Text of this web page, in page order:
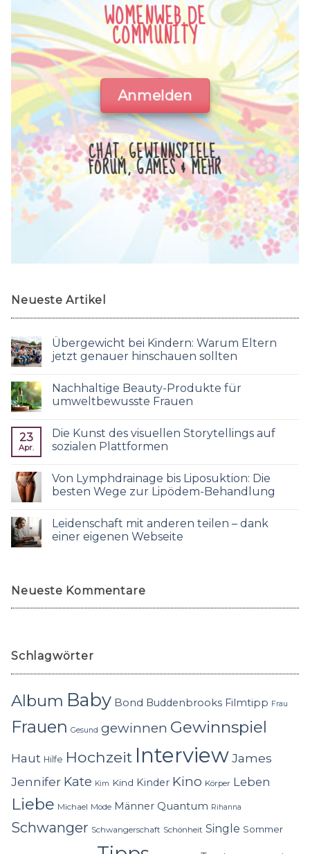
WOMENWEB.DE
COMMUNITY
Anmelden
CHAT, GEWINNSPIELE,
FORUM, GAMES & MEHR
Neueste Artikel
Übergewicht bei Kindern: Warum Eltern
jetzt genauer hinschauen sollten
Nachhaltige Beauty-Produkte für
umweltbewusste Frauen
23
Apr.
Die Kunst des visuellen Storytellings auf
sozialen Plattformen
Von Lymphdrainage bis Liposuktion: Die
besten Wege zur Lipödem-Behandlung
Leidenschaft mit anderen teilen – dank
einer eigenen Webseite
Neueste Kommentare
Schlagwörter
Album Baby Bond Buddenbrooks Filmtipp Frau
Frauen Gesund gewinnen Gewinnspiel
Haut Hilfe Hochzeit InterviewJames
Jennifer Kate Kim Kind Kinder Kino Körper Leben
Liebe Michael Mode Männer Quantum Rihanna
Schwanger Schwangerschaft Schönheit Single Sommer